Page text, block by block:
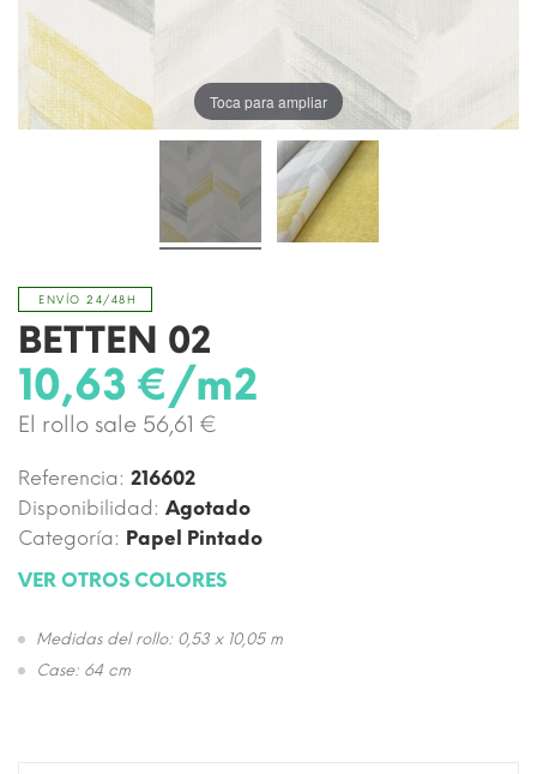
Toca para ampliar
ENVÍO 24/48H
BETTEN 02
10,63 €/m2
El rollo sale 56,61 €
Referencia: 216602
Disponibilidad: Agotado
Categoría: Papel Pintado
VER OTROS COLORES
Medidas del rollo: 0,53 x 10,05 m
Case: 64 cm